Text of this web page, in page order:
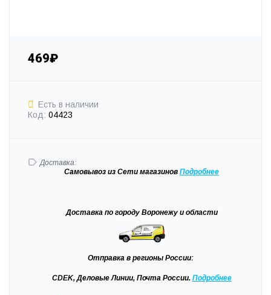
469₽
Есть в наличии
Код: 04423
Доставка:
Самовывоз из Сети магазинов Подробнее
Доставка по городу Воронежу и области
Отправка в регионы России:
CDEK, Деловые Линии, Почта России. Подробнее